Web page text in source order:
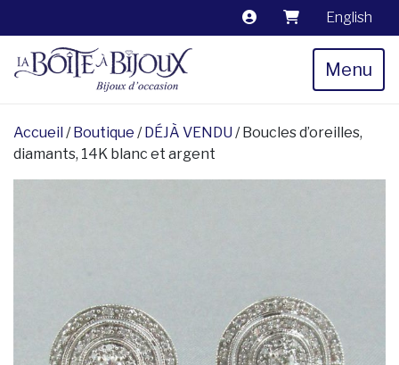
English
Menu
Accueil /Boutique /DÉJÀ VENDU / Boucles d’oreilles,
diamants, 14K blanc et argent